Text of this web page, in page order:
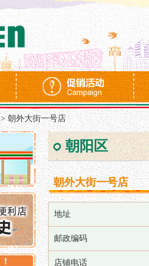
>朝外大街一号店
朝阳区
朝外大街一号店
地址
邮政编码
店铺电话